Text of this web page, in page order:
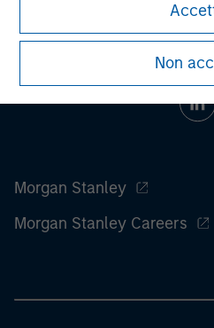
Non
Morgan Stanley
Morgan Stanley Careers